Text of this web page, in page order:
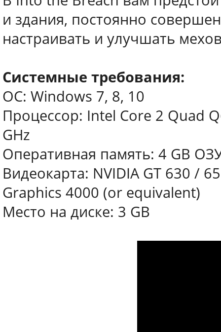
и здания, постоянно
настраивать и улучшать
Системные требования:
ОС: Windows 7, 8, 10
Процессор: Intel Core 2 Quad
GHz
Оперативная память: 4 GB
Видеокарта: NVIDIA GT 630 /
Graphics 4000 (or equivalent)
Место на диске: 3 GB